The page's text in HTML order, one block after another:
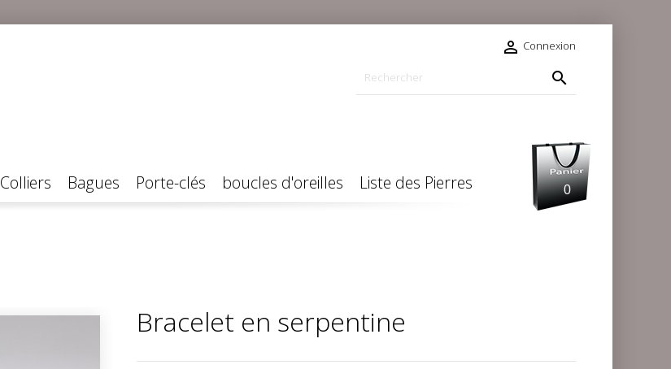
 Connexion

Colliers Bagues Porte-clés boucles d'oreilles Liste des Pierres 0
Bracelet en serpentine